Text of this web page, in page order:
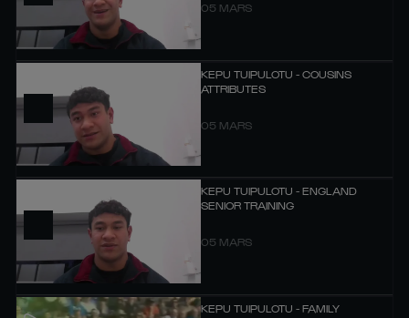
05 MARS
KEPU TUIPULOTU - COUSINS
ATTRIBUTES
05 MARS
KEPU TUIPULOTU - ENGLAND
SENIOR TRAINING
05 MARS
KEPU TUIPULOTU - FAMILY